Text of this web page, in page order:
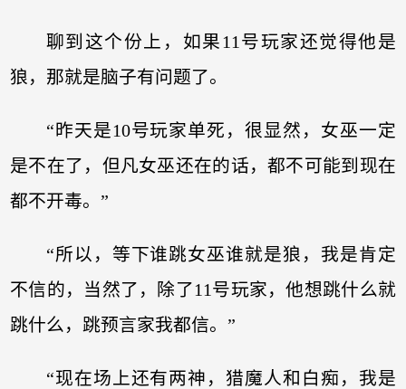
聊到这个份上，如果11号玩家还觉得他是
狼，那就是脑子有问题了。
“昨天是10号玩家单死，很显然，女巫一定
是不在了，但凡女巫还在的话，都不可能到现在
都不开毒。”
“所以，等下谁跳女巫谁就是狼，我是肯定
不信的，当然了，除了11号玩家，他想跳什么就
跳什么，跳预言家我都信。”
“现在场上还有两神，猎魔人和白痴，我是